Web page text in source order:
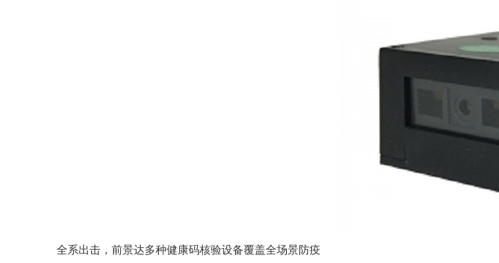
全系出击，前景达多种健康码核验设备覆盖全场景防疫